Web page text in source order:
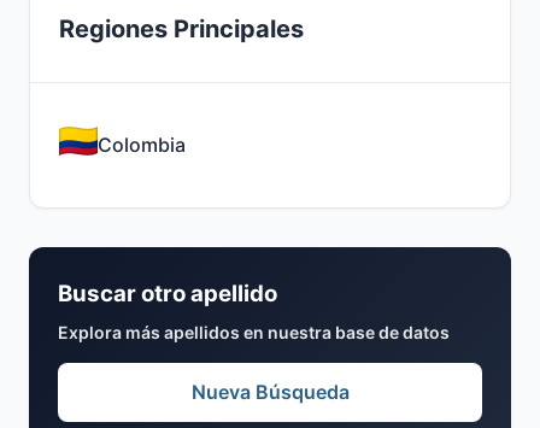
Regiones Principales
Colombia
Buscar otro apellido
Explora más apellidos en nuestra base de datos
Nueva Búsqueda